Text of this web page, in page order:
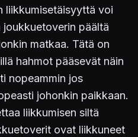
liikkumisetäisyyttä voi
päältä
matkaa. Tätä on
hahmot pääsevät näin
nopeammin jos
johonkin paikkaan.
liikkumisen siltä
ovat liikkuneet